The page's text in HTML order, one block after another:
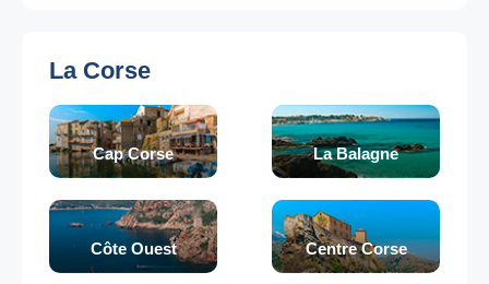
La Corse
Cap Corse La Balagne
Côte Ouest Centre Corse